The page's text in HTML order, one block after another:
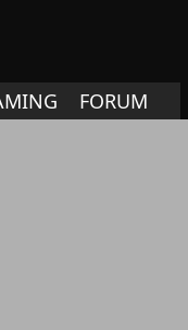
FORUM